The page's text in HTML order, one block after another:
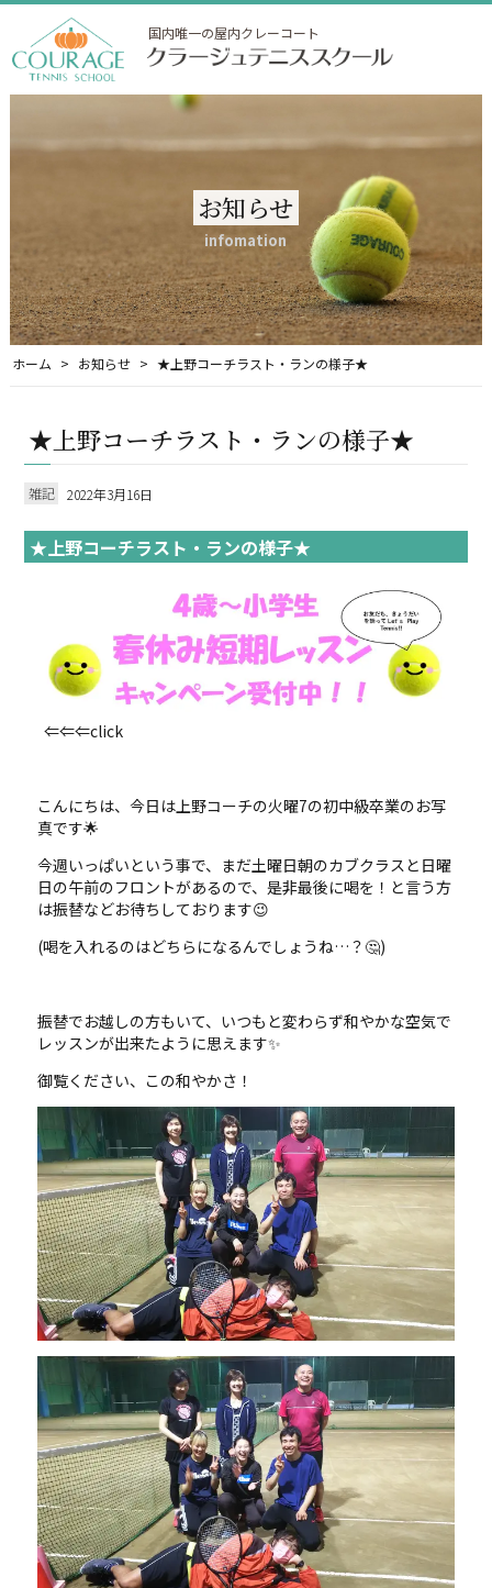
国内唯一の屋内クレーコート
お知らせ
infomation
ホーム お知らせ ★上野コーチラスト・ランの様子★
★上野コーチラスト・ランの様子★
雑記 2022年3月16日
★上野コーチラスト・ランの様子★
⇐⇐⇐click
こんにちは、今日は上野コーチの火曜7の初中級卒業のお写
真です🌟
今週いっぱいという事で、まだ土曜日朝のカブクラスと日曜
日の午前のフロントがあるので、是非最後に喝を！と言う方
は振替などお待ちしております😉
(喝を入れるのはどちらになるんでしょうね…？🤔)
振替でお越しの方もいて、いつもと変わらず和やかな空気で
レッスンが出来たように思えます✨
御覧ください、この和やかさ！